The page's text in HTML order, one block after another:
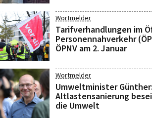
Wortmelder
Tarifverhandlungen im
Personennahverkehr
ÖPNV am 2. Januar
Wortmelder
Umweltminister Günther:
Altlastensanierung
die Umwelt